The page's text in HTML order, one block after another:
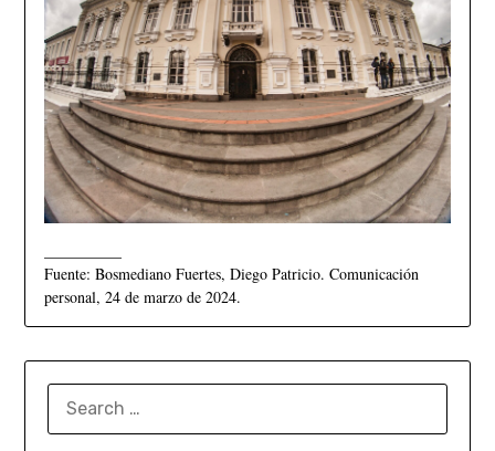
Fuente: Bosmediano Fuertes, Diego Patricio. Comunicación
personal, 24 de marzo de 2024.